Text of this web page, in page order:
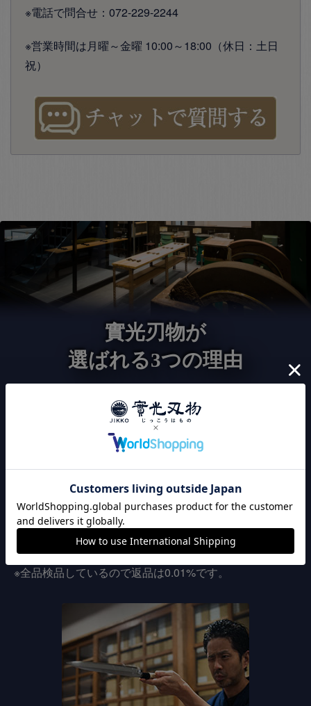
※電話で問合せ：072-229-2244
※営業時間は月曜～金曜 10:00～18:00（休日：土日
祝）
實光刃物が
選ばれる3つの理由
120年以上継承された
こだわりの切れ味
實光刃物は、職人の技による切れ味にこだわりを持って
います。出荷前に全品刃付け済みのため、購入後すぐに
切れ味が良い包丁をお使い頂けます。また、全品検品作
業してから発送しているので、安心してお買い上げいた
だけます。
※全品検品しているので返品は0.01%です。